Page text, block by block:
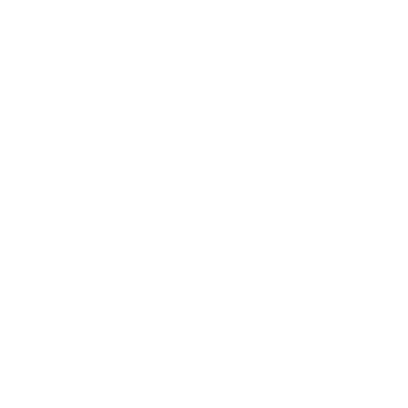
zur Karussell-Navigation springen, indem du die Skip-Links